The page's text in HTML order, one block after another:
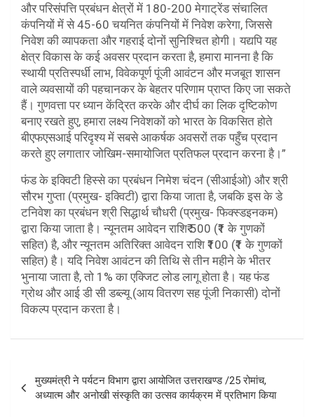
और परिसंपत्ति प्रबंधन क्षेत्रों में 180-200 मेगाट्रेंड संचालित
कंपनियों में से 45-60 चयनित कंपनियों में निवेश करेगा, जिससे
निवेश की व्यापकता और गहराई दोनों सुनिश्चित होगी। यद्यपि यह
क्षेत्र विकास के कई अवसर प्रदान करता है, हमारा मानना ​​है कि
स्थायी प्रतिस्पर्धी लाभ, विवेकपूर्ण पूंजी आवंटन और मजबूत शासन
वाले व्यवसायों की पहचानकर के बेहतर परिणाम प्राप्त किए जा सकते
हैं। गुणवत्ता पर ध्यान केंद्रित करके और दीर्घ का लिक दृष्टिकोण
बनाए रखते हुए, हमारा लक्ष्य निवेशकों को भारत के विकसित होते
बीएफएसआई परिदृश्य में सबसे आकर्षक अवसरों तक पहुँच प्रदान
करते हुए लगातार जोखिम-समायोजित प्रतिफल प्रदान करना है।”
फंड के इक्विटी हिस्से का प्रबंधन निमेश चंदन (सीआईओ) और श्री
सौरभ गुप्ता (प्रमुख- इक्विटी) द्वारा किया जाता है, जबकि इस के डे
टनिवेश का प्रबंधन श्री सिद्धार्थ चौधरी (प्रमुख- फिक्स्डइनकम)
द्वारा किया जाता है। न्यूनतम आवेदन राशि₹ 500 (₹1 के गुणकों
सहित) है, और न्यूनतम अतिरिक्त आवेदन राशि ₹100 (₹1 के गुणकों
सहित) है। यदि निवेश आवंटन की तिथि से तीन महीने के भीतर
भुनाया जाता है, तो 1% का एक्जिट लोड लागू होता है। यह फंड
ग्रोथ और आई डी सी डब्ल्यू (आय वितरण सह पूंजी निकासी) दोनों
विकल्प प्रदान करता है।
मुख्यमंत्री ने पर्यटन विभाग द्वारा आयोजित उत्तराखण्ड /25 रोमांच,
अध्यात्म और अनोखी संस्कृति का उत्सव कार्यक्रम में प्रतिभाग किया